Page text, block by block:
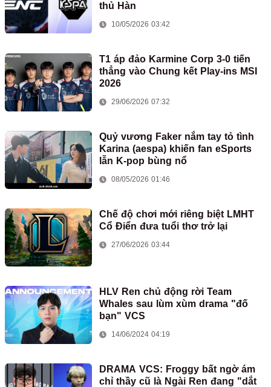
thủ Hàn
10/05/2026 03:42
T1 áp đảo Karmine Corp 3-0 tiến
thẳng vào Chung kết Play-ins MSI
2026
29/06/2026 07:32
Quỷ vương Faker nắm tay tỏ tình
Karina (aespa) khiến fan eSports
lẫn K-pop bùng nổ
08/05/2026 01:46
Chế độ chơi mới riêng biệt LMHT
Cổ Điển đưa tuổi thơ trở lại
27/06/2026 03:44
HLV Ren chủ động rời Team
Whales sau lùm xùm drama "đố
bạn" VCS
14/06/2024 04:19
DRAMA VCS: Froggy bất ngờ ám
chỉ thầy cũ là Ngài Ren đang "dắt